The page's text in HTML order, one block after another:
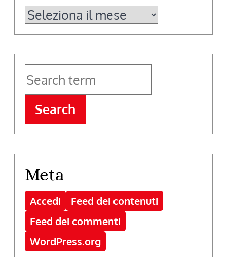
Archivi
Search
Meta
Accedi
Feed dei contenuti
Feed dei commenti
WordPress.org